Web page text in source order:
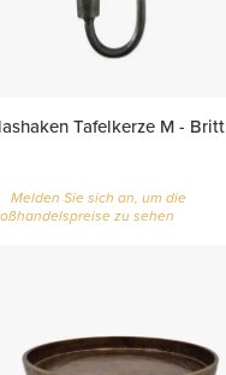
Tafelkerze M - Britt
Melden Sie sich an, um die
zu sehen